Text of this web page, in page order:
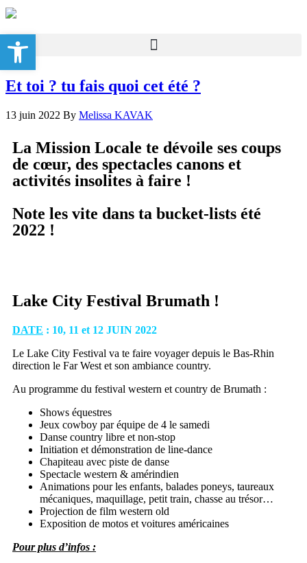
Et toi ? tu fais quoi cet été ?
13 juin 2022 By Melissa KAVAK
La Mission Locale te dévoile ses coups
de cœur, des spectacles canons et
activités insolites à faire !
Note les vite dans ta bucket-lists été
2022 !
Lake City Festival Brumath !
DATE : 10, 11 et 12 JUIN 2022
Le Lake City Festival va te faire voyager depuis le Bas-Rhin
direction le Far West et son ambiance country.
Au programme du festival western et country de Brumath :
Shows équestres
Jeux cowboy par équipe de 4 le samedi
Danse country libre et non-stop
Initiation et démonstration de line-dance
Chapiteau avec piste de danse
Spectacle western & amérindien
Animations pour les enfants, balades poneys, taureaux
mécaniques, maquillage, petit train, chasse au trésor…
Projection de film western old
Exposition de motos et voitures américaines
Pour plus d’infos :
Ouvrir la barre d’outils